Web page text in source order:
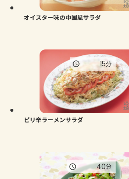
オイスター味の中国風サラダ
ピリ辛ラーメンサラダ
15分
40分